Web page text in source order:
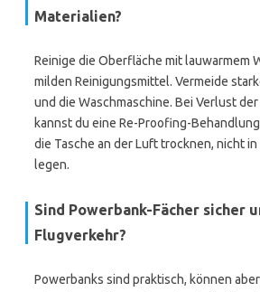
Materialien?
Reinige die Oberfläche mit lauwarmem
milden Reinigungsmittel. Vermeide
und die Waschmaschine. Bei Verlust
kannst du eine Re-Proofing-
die Tasche an der Luft trocknen, nicht
legen.
Sind Powerbank-Fächer sicher
Flugverkehr?
Powerbanks sind praktisch, können